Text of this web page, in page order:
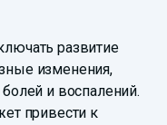
развитие
изменения,
и воспалений.
привести к